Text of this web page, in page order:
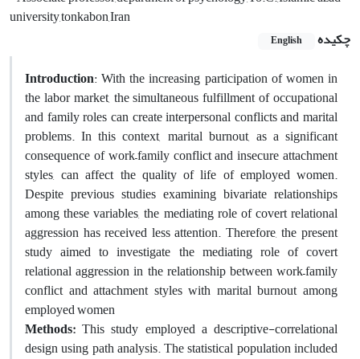
university,tonkabon,Iran
چکیده
English
Introduction: With the increasing participation of women in
the labor market, the simultaneous fulfillment of occupational
and family roles can create interpersonal conflicts and marital
problems. In this context, marital burnout, as a significant
consequence of work–family conflict and insecure attachment
styles, can affect the quality of life of employed women.
Despite previous studies examining bivariate relationships
among these variables, the mediating role of covert relational
aggression has received less attention. Therefore, the present
study aimed to investigate the mediating role of covert
relational aggression in the relationship between work–family
conflict and attachment styles with marital burnout among
employed women
Methods: This study employed a descriptive-correlational
design using path analysis. The statistical population included